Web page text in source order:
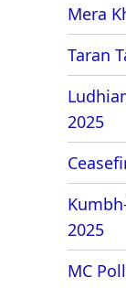
Mera
Taran
2025
2025
MC